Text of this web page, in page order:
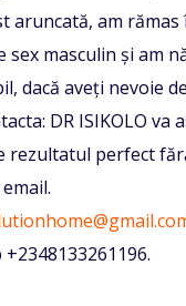
aruncată, am rămas
sex masculin și am
dacă aveți nevoie
DR ISIKOLO va
rezultatul perfect